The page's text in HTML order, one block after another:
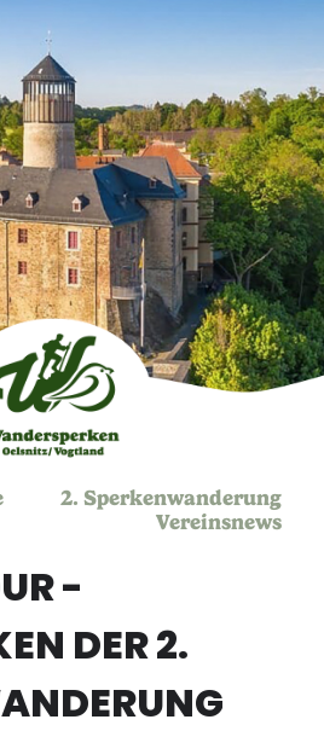
2. Sperkenwanderung
Vereinsnews
-
DER 2.